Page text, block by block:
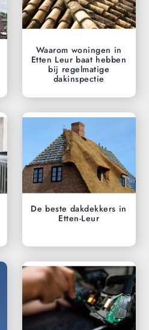
Waarom woningen in
Etten Leur baat hebben
bij regelmatige
dakinspectie
De beste dakdekkers in
Etten-Leur